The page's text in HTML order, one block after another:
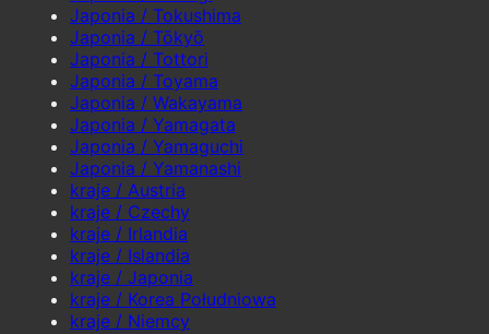
Japonia / Tokushima
Japonia / Tōkyō
Japonia / Tottori
Japonia / Toyama
Japonia / Wakayama
Japonia / Yamagata
Japonia / Yamaguchi
Japonia / Yamanashi
kraje / Austria
kraje / Czechy
kraje / Irlandia
kraje / Islandia
kraje / Japonia
kraje / Korea Południowa
kraje / Niemcy